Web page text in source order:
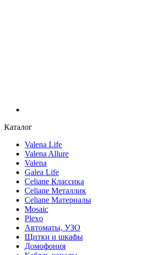
Каталог
Valena Life
Valena Allure
Valena
Galea Life
Celiane Классика
Celiane Металлик
Celiane Материалы
Mosaic
Plexo
Автоматы, УЗО
Щитки и шкафы
Домофония